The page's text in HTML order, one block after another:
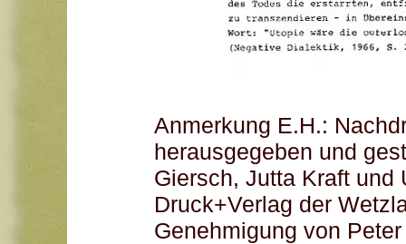
Anmerkung E.H.:
herausgegeben und
Giersch, Jutta Kraft und
Druck+Verlag der
Genehmigung von